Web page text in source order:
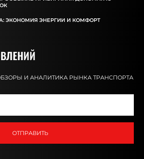
ЭКОНОМИЯ ЭНЕРГИИ И КОМФОРТ
И АНАЛИТИКА РЫНКА ТРАНСПОРТА
ОТПРАВИТЬ